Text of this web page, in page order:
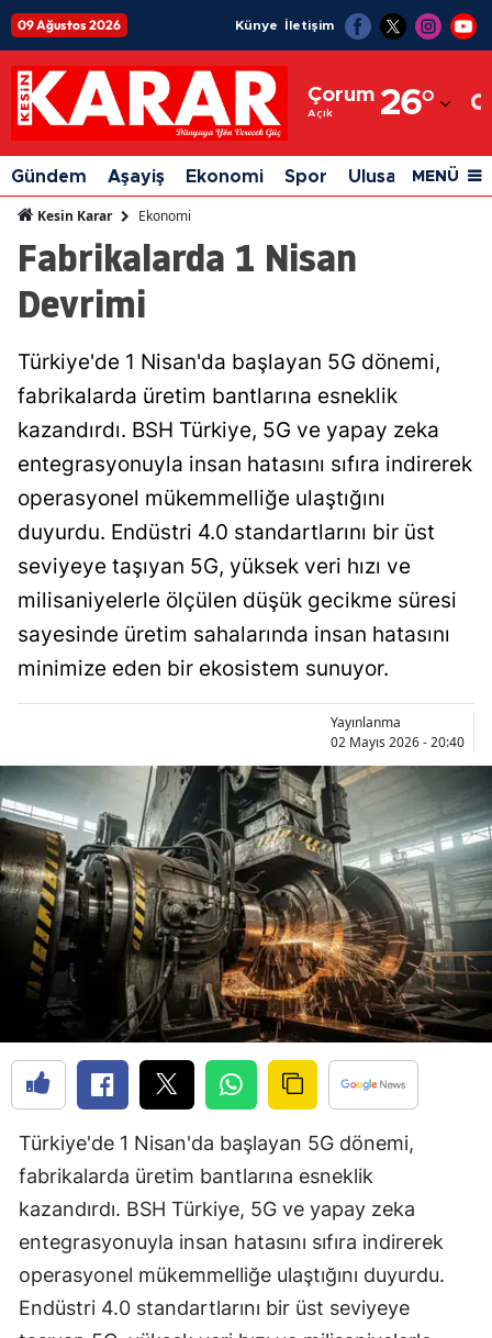
09 Ağustos 2026 Künye İletişim
Çorum
Açık 26°
Adıyaman
Afyonkarahisar
Ağrı
Amasya
Aydın
Balıkesir
Bilecik
Bingöl
Bitlis
Bursa
Çanakkale
Çankırı
Çorum
Denizli
Diyarbakır
Edirne
Elazığ
Erzincan
Erzurum
Eskişehir
Gaziantep
Giresun
Gümüşhane
Gündem Aşayiş Ekonomi Spor Ulusal Siyaset
MENÜ
Kesin Karar Ekonomi
Fabrikalarda 1 Nisan
Devrimi
Türkiye'de 1 Nisan'da başlayan 5G dönemi,
fabrikalarda üretim bantlarına esneklik
kazandırdı. BSH Türkiye, 5G ve yapay zeka
entegrasyonuyla insan hatasını sıfıra indirerek
operasyonel mükemmelliğe ulaştığını
duyurdu. Endüstri 4.0 standartlarını bir üst
seviyeye taşıyan 5G, yüksek veri hızı ve
milisaniyelerle ölçülen düşük gecikme süresi
sayesinde üretim sahalarında insan hatasını
minimize eden bir ekosistem sunuyor.
Yayınlanma
02 Mayıs 2026 - 20:40
Türkiye'de 1 Nisan'da başlayan 5G dönemi,
fabrikalarda üretim bantlarına esneklik
kazandırdı. BSH Türkiye, 5G ve yapay zeka
entegrasyonuyla insan hatasını sıfıra indirerek
operasyonel mükemmelliğe ulaştığını duyurdu.
Endüstri 4.0 standartlarını bir üst seviyeye